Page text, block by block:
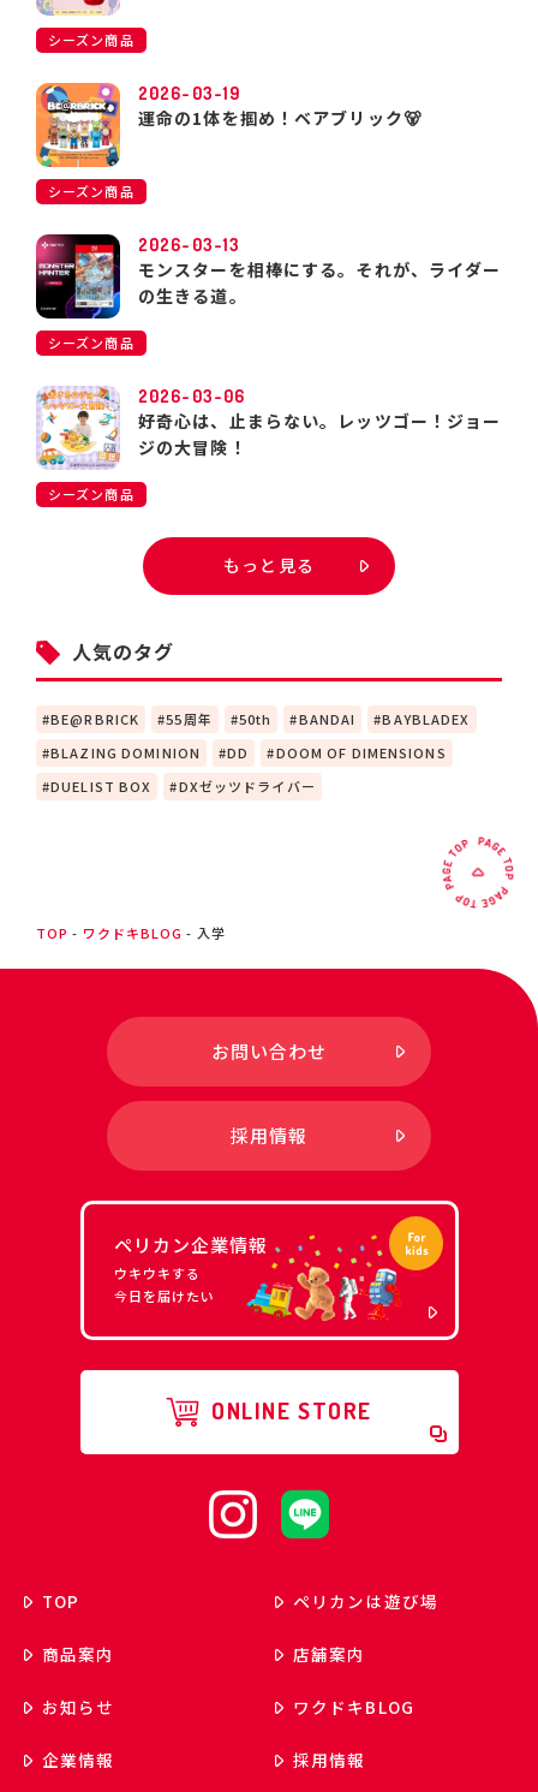
シーズン商品
2026-03-19
運命の1体を掴め！ベアブリック🐻
シーズン商品
2026-03-13
モンスターを相棒にする。それが、ライダー
の生きる道。
シーズン商品
2026-03-06
好奇心は、止まらない。レッツゴー！ジョー
ジの大冒険！
シーズン商品
もっと見る
人気のタグ
BE@RBRICK 55周年 50th BANDAI
BAYBLADEX
BLAZING DOMINION
DD
DOOM OF DIMENSIONS
DUELIST BOX
DXゼッツドライバー
TOP ワクドキBLOG 入学
お問い合わせ
採用情報
ペリカン企業情報
ウキウキする
今日を届けたい
ONLINE STORE
TOP ペリカンは遊び場
商品案内 店舗案内
お知らせ ワクドキBLOG
企業情報 採用情報